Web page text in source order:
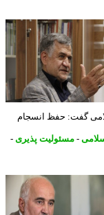
گفت: حفظ انسجام
-مسئولیت پذیری-